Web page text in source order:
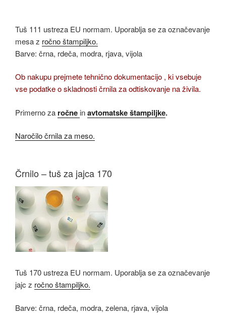
Tuš 111 ustreza EU normam. Uporablja se za označevanje
mesa z ročno štampiljko.
Barve: črna, rdeča, modra, rjava, vijola
Ob nakupu prejmete tehnično dokumentacijo , ki vsebuje
vse podatke o skladnosti črnila za odtiskovanje na živila.
Primerno za ročne inavtomatske štampiljke.
Naročilo črnila za meso.
Črnilo – tuš za jajca 170
Tuš 170 ustreza EU normam. Uporablja se za označevanje
jajc z ročno štampiljko.
Barve: črna, rdeča, modra, zelena, rjava, vijola